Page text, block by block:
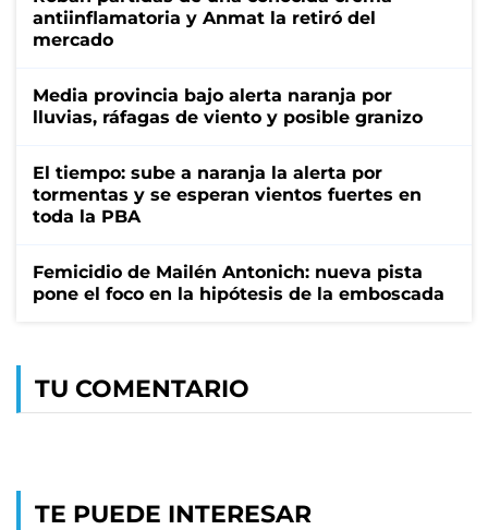
antiinflamatoria y Anmat la retiró del
mercado
Media provincia bajo alerta naranja por
lluvias, ráfagas de viento y posible granizo
El tiempo: sube a naranja la alerta por
tormentas y se esperan vientos fuertes en
toda la PBA
Femicidio de Mailén Antonich: nueva pista
pone el foco en la hipótesis de la emboscada
TU COMENTARIO
TE PUEDE INTERESAR